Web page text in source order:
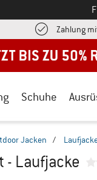
Zahlung
Schuhe
Jacken /
- Laufjacke